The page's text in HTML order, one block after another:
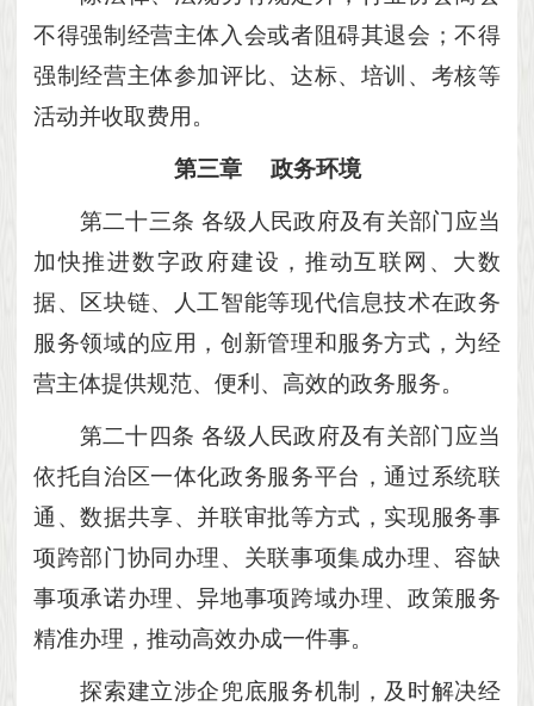
不得强制经营主体入会或者阻碍其退会；不得
强制经营主体参加评比、达标、培训、考核等
活动并收取费用。
第三章 政务环境
第二十三条 各级人民政府及有关部门应当
加快推进数字政府建设，推动互联网、大数
据、区块链、人工智能等现代信息技术在政务
服务领域的应用，创新管理和服务方式，为经
营主体提供规范、便利、高效的政务服务。
第二十四条 各级人民政府及有关部门应当
依托自治区一体化政务服务平台，通过系统联
通、数据共享、并联审批等方式，实现服务事
项跨部门协同办理、关联事项集成办理、容缺
事项承诺办理、异地事项跨域办理、政策服务
精准办理，推动高效办成一件事。
探索建立涉企兜底服务机制，及时解决经